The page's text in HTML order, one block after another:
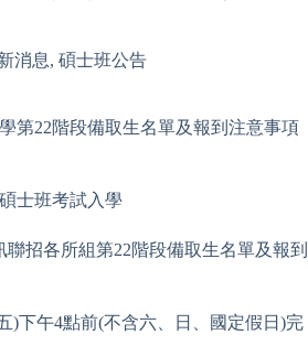
消息, 碩士班公告
第22階段備取生名單及報到注意事項
士班考試入學
招各所組第22階段備取生名單及報到
)下午4點前(不含六、日、國定假日)完